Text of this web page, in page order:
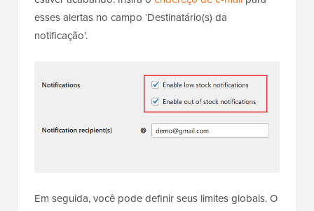
esses alertas no campo ‘Destinatário(s) da
notificação’.
Em seguida, você pode definir seus limites globais. O